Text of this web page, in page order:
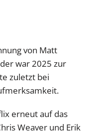
von Matt
war 2025 zur
zuletzt bei
erneut auf das
Weaver und Erik